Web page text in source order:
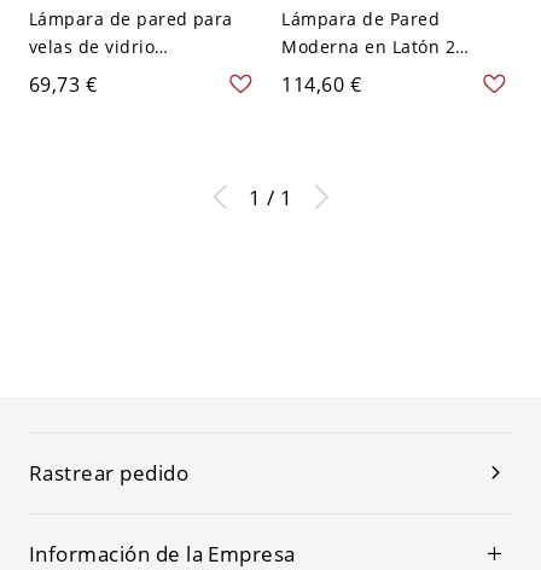
Lámpara de pared para
velas de vidrio
transparente industrial
con 1 bombilla, montaje
69,73 €
Lámpara de Pared
Moderna en Latón 2
Cabezas Luz de Pared de
Metal con Brazo Curvo
114,60 €
1 / 1
Rastrear pedido
Información de la Empresa